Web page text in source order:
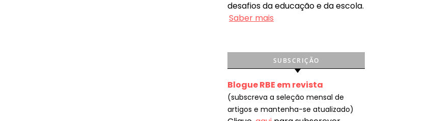
desafios da educação e da escola.
Saber mais
SUBSCRIÇÃO
Blogue RBE em revista
(subscreva a seleção mensal de
artigos e mantenha-se atualizado)